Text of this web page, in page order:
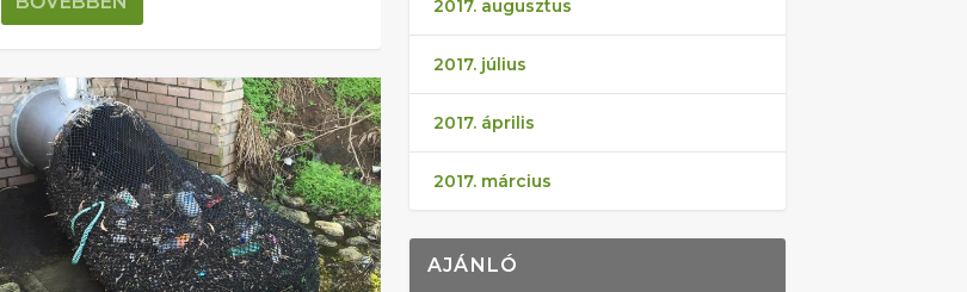
2017. augusztus
2017. július
2017. április
2017. március
AJÁNLÓ